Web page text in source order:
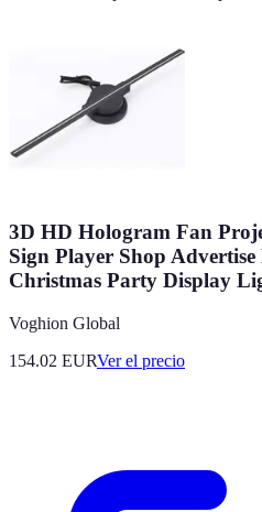
3D HD Hologram Fan
Sign Player Shop
Christmas Party Display
Voghion Global
154.02 EURVer el precio